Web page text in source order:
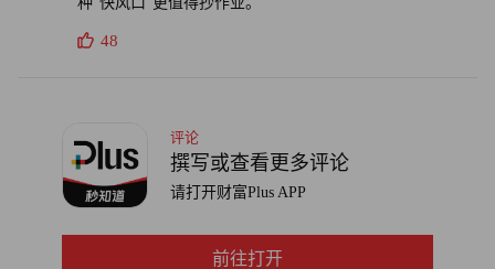
长的路要走。李汉英对这家马来西亚最大银行深耕东南亚最
重要金融中心充满信心。“我的愿望是让马来亚银行成为新
译者：梁宇
审校：夏林
48
评论
撰写或查看更多评论
请打开财富Plus APP
前往打开